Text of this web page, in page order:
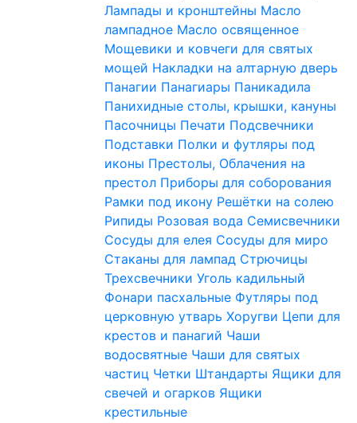
Лампады и кронштейны Масло
лампадное Масло освященное
Мощевики и ковчеги для святых
мощей Накладки на алтарную дверь
Панагии Панагиары Паникадила
Панихидные столы, крышки, кануны
Пасочницы Печати Подсвечники
Подставки Полки и футляры под
иконы Престолы, Облачения на
престол Приборы для соборования
Рамки под икону Решётки на солею
Рипиды Розовая вода Семисвечники
Сосуды для елея Сосуды для миро
Стаканы для лампад Стрючицы
Трехсвечники Уголь кадильный
Фонари пасхальные Футляры под
церковную утварь Хоругви Цепи для
крестов и панагий Чаши
водосвятные Чаши для святых
частиц Четки Штандарты Ящики для
свечей и огарков Ящики
крестильные